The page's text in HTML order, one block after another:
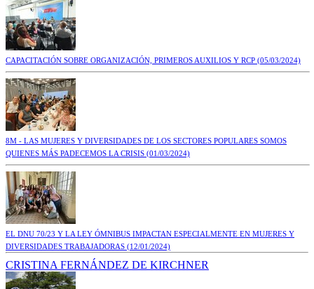
CAPACITACIÓN SOBRE ORGANIZACIÓN, PRIMEROS AUXILIOS Y RCP (05/03/2024)
8M - LAS MUJERES Y DIVERSIDADES DE LOS SECTORES POPULARES SOMOS
QUIENES MÁS PADECEMOS LA CRISIS (01/03/2024)
EL DNU 70/23 Y LA LEY ÓMNIBUS IMPACTAN ESPECIALMENTE EN MUJERES Y
DIVERSIDADES TRABAJADORAS (12/01/2024)
CRISTINA FERNÁNDEZ DE KIRCHNER